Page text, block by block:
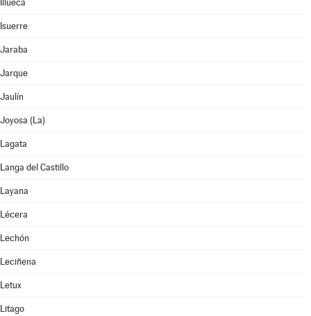
Illueca
Isuerre
Jaraba
Jarque
Jaulín
Joyosa (La)
Lagata
Langa del Castillo
Layana
Lécera
Lechón
Leciñena
Letux
Litago